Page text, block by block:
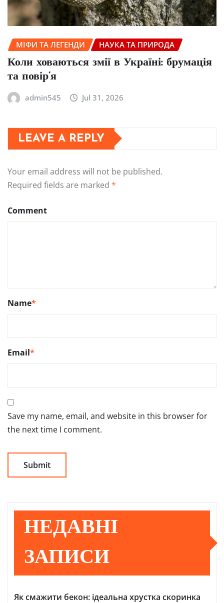
МІФИ ТА ЛЕГЕНДИ НАУКА ТА ПРИРОДА
Коли ховаються змії в Україні: брумація
та повір’я
admin545 Jul 31, 2026
LEAVE A REPLY
Your email address will not be published.
Required fields are marked *
Comment
Name*
Email*
Save my name, email, and website in this browser for
the next time I comment.
НЕДАВНІ
ЗАПИСИ
Як смажити бекон: ідеальна хрустка скоринка